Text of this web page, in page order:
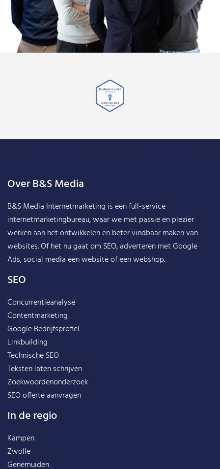
Over B&S Media
B&S Media Internetmarketing is een full-service
internetmarketingbureau, waar we met passie en plezier
werken aan het ontwikkelen en beter vindbaar maken van
websites. Of het nu gaat om SEO, adverteren met Google
Ads, social media een website of een webshop.
SEO
Concurrentieanalyse
Contentmarketing
Google Bedrijfsprofiel
Linkbuilding
Technische SEO
Teksten laten schrijven
Zoekwoordenonderzoek
SEO offerte aanvragen
In de regio
Kampen
Zwolle
Genemuiden